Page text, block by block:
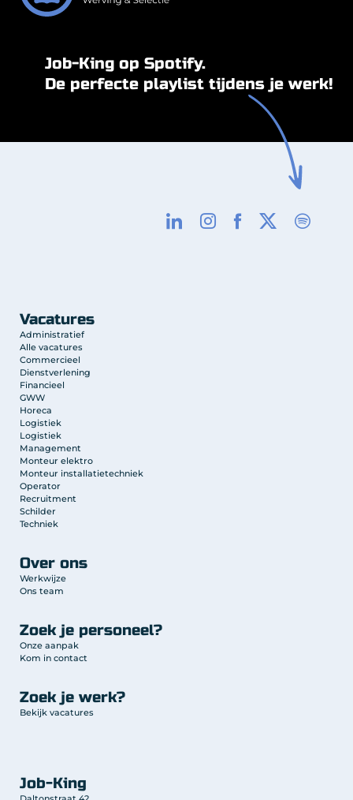
Job-King op Spotify.
De perfecte playlist tijdens je werk!
Job-King
Vacatures
Administratief
Alle vacatures
Commercieel
Dienstverlening
Financieel
GWW
Horeca
Logistiek
Logistiek
Management
Monteur elektro
Monteur installatietechniek
Operator
Recruitment
Schilder
Techniek
Over ons
Werkwijze
Ons team
Zoek je personeel?
Onze aanpak
Kom in contact
Zoek je werk?
Bekijk vacatures